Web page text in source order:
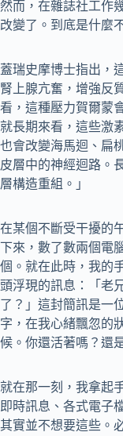
然而，在雜誌社工作
改變了。到底是什麼
蓋瑞史摩博士指出，
腎上腺亢奮，增強反
看，這種壓力賀爾蒙
就長期來看，這些激
也會改變海馬迴、扁
皮層中的神經迴路。
層構造重組。」
在某個不斷受干擾的
下來，數了數兩個電
個。就在此時，我的
頭浮現的訊息：「老
了？」這封簡訊是一
字，在我心緒飄忽的
候。你還活著嗎？還
就在那一刻，我拿起
即時訊息、各式電子
其實並不想要這些。